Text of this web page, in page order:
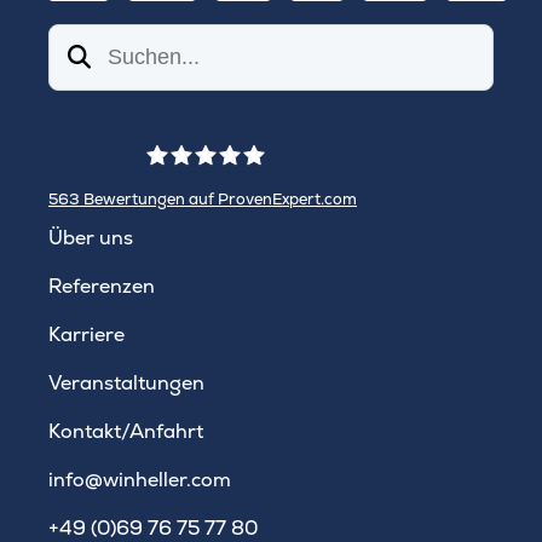
Suchen
563 Bewertungen auf ProvenExpert.com
Über uns
Referenzen
Karriere
Veranstaltungen
Kontakt/Anfahrt
info@winheller.com
+49 (0)69 76 75 77 80